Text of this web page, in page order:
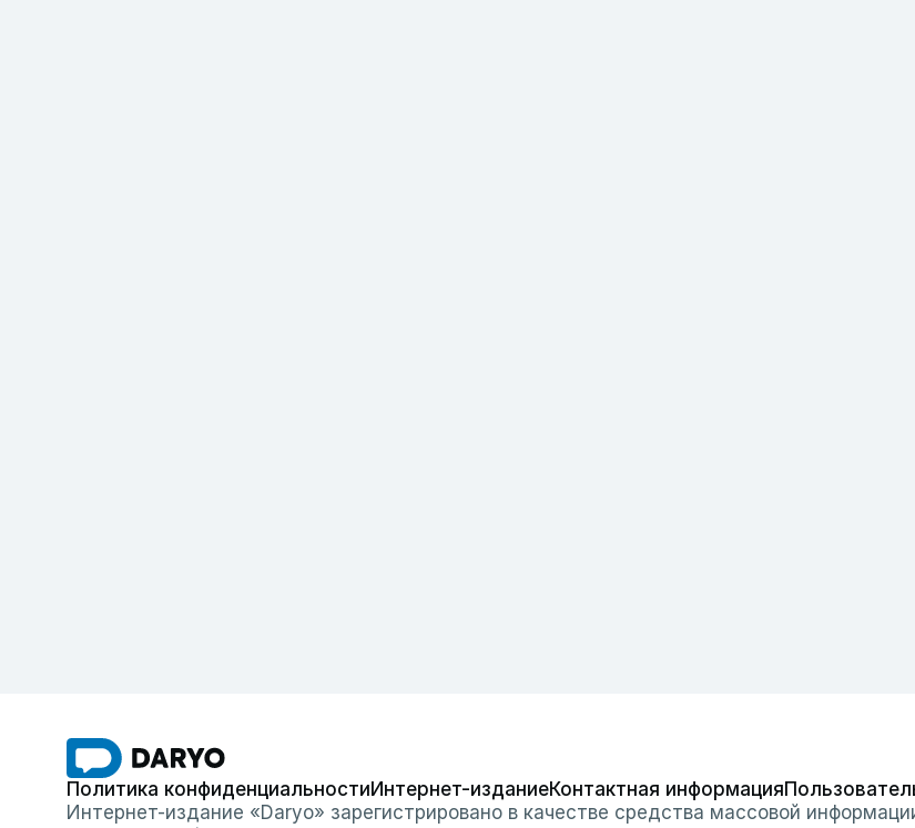
Политика конфиденциальностиИнтернет-изданиеКонтактная информация
Интернет-издание «Daryo» зарегистрировано в качестве средства массовой